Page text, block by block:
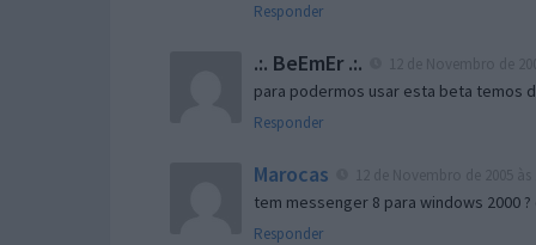
Responder
.:. BeEmEr .:.
para podermos usar esta beta temos
Responder
Marocas
tem messenger 8 para windows 2000
Responder